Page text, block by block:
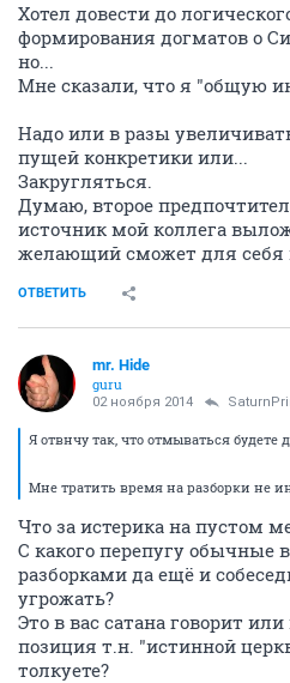
Хотел довести до
формирования догматов о
но...
Мне сказали, что я "общую
Надо или в разы
пущей конкретики или...
Закругляться.
Думаю, второе
источник мой коллега
желающий сможет для себя
ОТВЕТИТЬ
mr. Hide
guru
02 ноября 2014
Я отвнчу так, что отмываться будете
Мне тратить время на разборки не
Что за истерика на пустом
С какого перепугу обычные
разборками да ещё и
угрожать?
Это в вас сатана говорит
позиция т.н. "истинной
толкуете?